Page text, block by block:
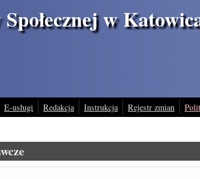
w
E-usługi Redakcja Instrukcja Rejestr zmian